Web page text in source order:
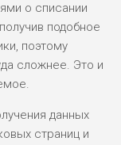
о списании
подобное
поэтому
сложнее. Это и
данных
страниц и